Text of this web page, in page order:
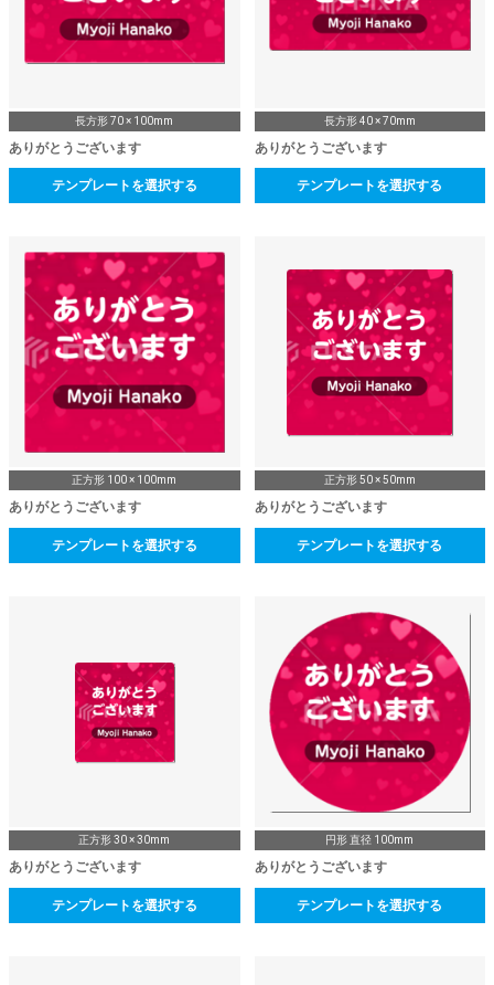
長方形 70 × 100mm
ありがとうございます
テンプレートを選択する
長方形 40 × 70mm
ありがとうございます
テンプレートを選択する
正方形 100 × 100mm
ありがとうございます
テンプレートを選択する
正方形 50 × 50mm
ありがとうございます
テンプレートを選択する
正方形 30 × 30mm
ありがとうございます
テンプレートを選択する
円形 直径 100mm
ありがとうございます
テンプレートを選択する